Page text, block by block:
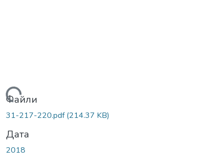
Файли
31-217-220.pdf(214.37 KB)
Дата
2018